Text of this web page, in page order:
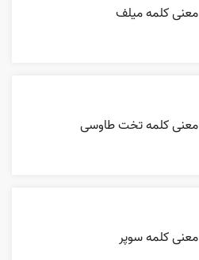
معنی کلمه میلف
معنی کلمه تخت طاوسی
معنی کلمه سوپر